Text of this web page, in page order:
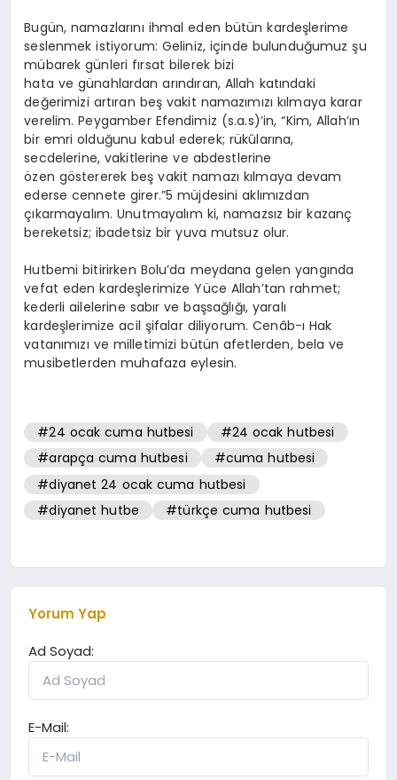
Bugün, namazlarını ihmal eden bütün kardeşlerime
seslenmek istiyorum: Geliniz, içinde bulunduğumuz şu
mübarek günleri fırsat bilerek bizi
hata ve günahlardan arındıran, Allah katındaki
değerimizi artıran beş vakit namazımızı kılmaya karar
verelim. Peygamber Efendimiz (s.a.s)’in, “Kim, Allah’ın
bir emri olduğunu kabul ederek; rükûlarına,
secdelerine, vakitlerine ve abdestlerine
özen göstererek beş vakit namazı kılmaya devam
ederse cennete girer.”5 müjdesini aklımızdan
çıkarmayalım. Unutmayalım ki, namazsız bir kazanç
bereketsiz; ibadetsiz bir yuva mutsuz olur.
Hutbemi bitirirken Bolu’da meydana gelen yangında
vefat eden kardeşlerimize Yüce Allah’tan rahmet;
kederli ailelerine sabır ve başsağlığı, yaralı
kardeşlerimize acil şifalar diliyorum. Cenâb-ı Hak
vatanımızı ve milletimizi bütün afetlerden, bela ve
musibetlerden muhafaza eylesin.
#24 ocak cuma hutbesi
#24 ocak hutbesi
#arapça cuma hutbesi
#cuma hutbesi
#diyanet 24 ocak cuma hutbesi
#diyanet hutbe
#türkçe cuma hutbesi
Yorum Yap
Ad Soyad:
E-Mail: